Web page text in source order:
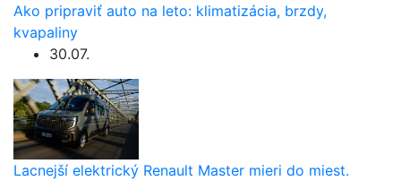
Ako pripraviť auto na leto: klimatizácia, brzdy,
kvapaliny
30.07.
Lacnejší elektrický Renault Master mieri do miest.